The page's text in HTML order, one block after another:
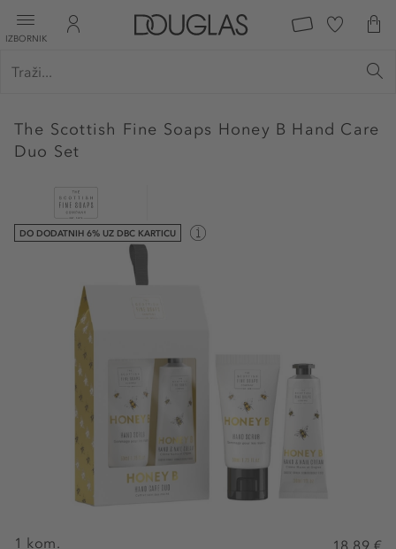
IZBORNIK
The Scottish Fine Soaps Honey B Hand Care
Duo Set
DO DODATNIH 6% UZ DBC KARTICU
1 kom. 18,89 €